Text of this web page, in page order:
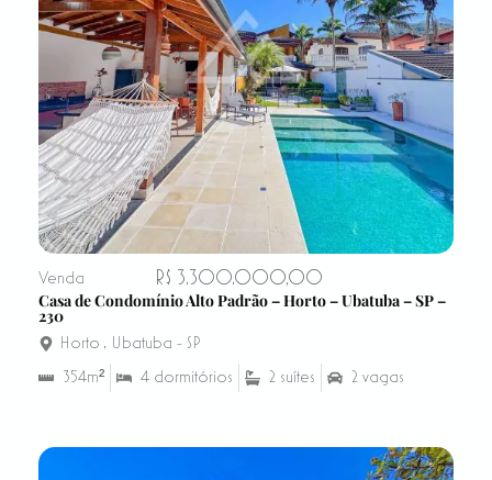
Venda
R$ 3.300.000,00
Casa de Condomínio Alto Padrão – Horto – Ubatuba – SP –
230
Horto , Ubatuba - SP
354m²
4 dormitórios 2 suítes 2 vagas